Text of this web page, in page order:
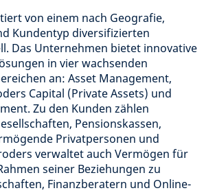
von einem nach Geografie,
Kundentyp diversifizierten
Das Unternehmen bietet innovative
in vier wachsenden
an: Asset Management,
Capital (Private Assets) und
Zu den Kunden zählen
Pensionskassen,
Privatpersonen und
verwaltet auch Vermögen für
seiner Beziehungen zu
Finanzberatern und Online-